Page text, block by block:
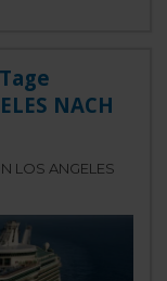
NACH
LOS ANGELES